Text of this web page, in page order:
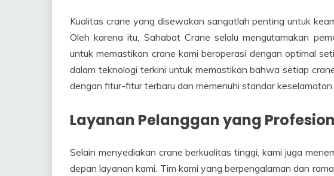
Kualitas crane yang disewakan sangatlah penting untuk
Oleh karena itu, Sahabat Crane selalu mengutamakan
untuk memastikan crane kami beroperasi dengan optimal
dalam teknologi terkini untuk memastikan bahwa setiap
dengan fitur-fitur terbaru dan memenuhi standar
Layanan Pelanggan yang
Selain menyediakan crane berkualitas tinggi, kami juga
depan layanan kami. Tim kami yang berpengalaman dan